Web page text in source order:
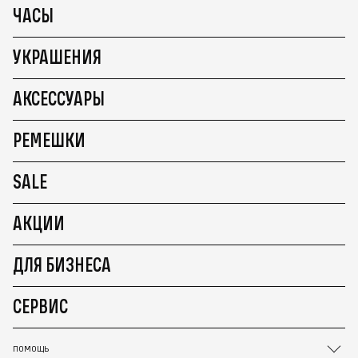
ЧАСЫ
УКРАШЕНИЯ
АКСЕССУАРЫ
РЕМЕШКИ
SALE
АКЦИИ
ДЛЯ БИЗНЕСА
СЕРВИС
ПОМОЩЬ